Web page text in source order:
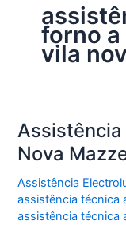
forno
vila
Assistência
Nova
Assistência
assistência técnica
assistência técnica